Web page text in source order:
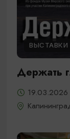
ВЫСТАВКИ
Держать